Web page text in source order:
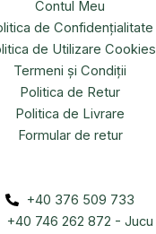
Contul Meu
de Confidențialitate
de Utilizare Cookies
Termeni și Condiții
Politica de Retur
Politica de Livrare
Formular de retur
+40 376 509 733
+40 746 262 872 - Jucu